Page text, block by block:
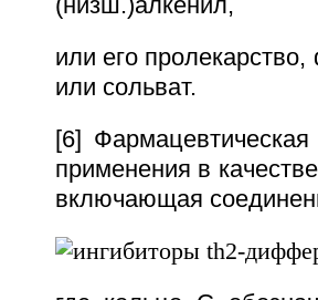
или его
или сольват.
[6]
применения в
включающая